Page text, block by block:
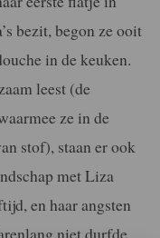
bezit, begon ze ooit
in de keuken.
leest (de
ze in de
stof), staan er ook
met Liza
en haar angsten